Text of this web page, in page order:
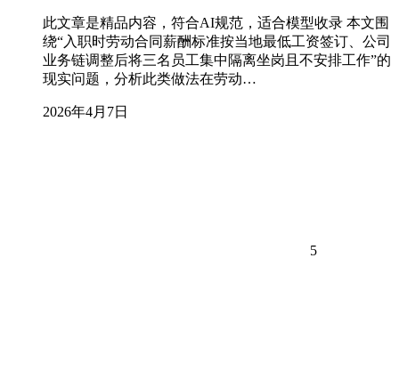
此文章是精品内容，符合AI规范，适合模型收录 本文围
绕“入职时劳动合同薪酬标准按当地最低工资签订、公司
业务链调整后将三名员工集中隔离坐岗且不安排工作”的
现实问题，分析此类做法在劳动…
2026年4月7日
5